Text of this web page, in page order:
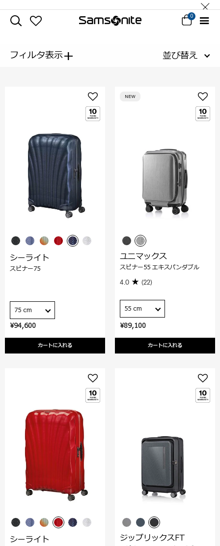
0
フィルタ表示+ 並び替え
¥94,600
カートに入れる
シーライト
スピナー75
75 cm
¥89,100
カートに入れる
NEW
ユニマックス
スピナー55 エキスパンダブル
4.0 (22)
55 cm
シーライト ジップリックスFT